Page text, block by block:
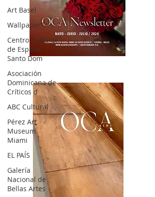
Art Basel
Wallpaper*
Centro Cultural
de España
Santo Dom
Asociación
Dominicana de
Críticos d
ABC Cultural
Pérez Art
Museum
Miami
EL PAÍS
Galería
Nacional de
Bellas Artes
OCA|News 32/ Mayo-Junio-Julio, 2023